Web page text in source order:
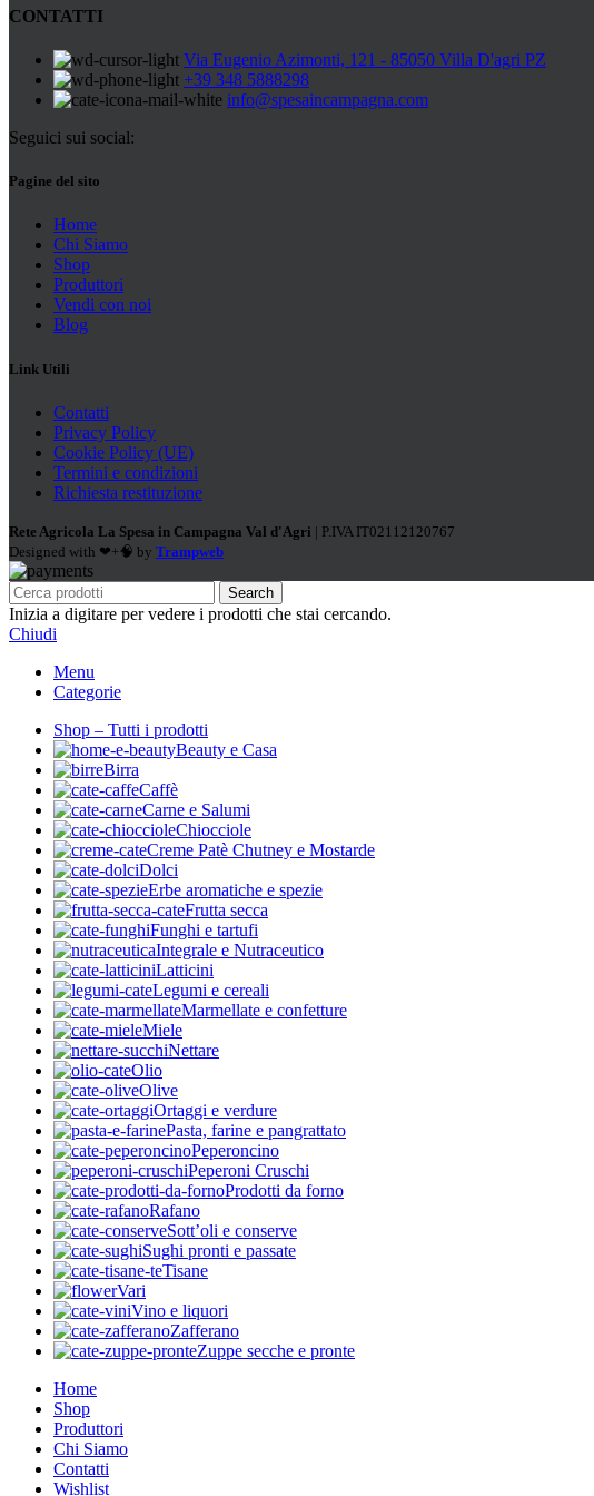
CONTATTI
Via Eugenio Azimonti, 121 - 85050 Villa D'agri PZ
+39 348 5888298
info@spesaincampagna.com
Seguici sui social:
Pagine del sito
Home
Chi Siamo
Shop
Produttori
Vendi con noi
Blog
Link Utili
Contatti
Privacy Policy
Cookie Policy (UE)
Termini e condizioni
Richiesta restituzione
Rete Agricola La Spesa in Campagna Val d'Agri | P.IVA IT02112120767
Designed with ❤+🧠 by Trampweb
Search
Inizia a digitare per vedere i prodotti che stai cercando.
Chiudi
Menu
Categorie
Shop – Tutti i prodotti
Beauty e Casa
Birra
Caffè
Carne e Salumi
Chiocciole
Creme Patè Chutney e Mostarde
Dolci
Erbe aromatiche e spezie
Frutta secca
Funghi e tartufi
Integrale e Nutraceutico
Latticini
Legumi e cereali
Marmellate e confetture
Miele
Nettare
Olio
Olive
Ortaggi e verdure
Pasta, farine e pangrattato
Peperoncino
Peperoni Cruschi
Prodotti da forno
Rafano
Sott’oli e conserve
Sughi pronti e passate
Tisane
Vari
Vino e liquori
Zafferano
Zuppe secche e pronte
Home
Shop
Produttori
Chi Siamo
Contatti
Wishlist